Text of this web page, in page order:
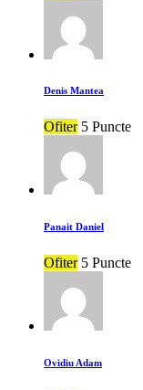
Denis Mantea
Ofiter 5 Puncte
Panait Daniel
Ofiter 5 Puncte
Ovidiu Adam